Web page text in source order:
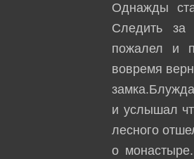
Однажды
Следить за
пожалел и
вовремя
и услышал
лесного
о